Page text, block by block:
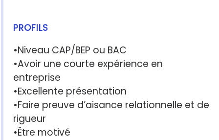
PROFILS
•Niveau CAP/BEP ou BAC
•Avoir une courte expérience en
entreprise
•Excellente présentation
•Faire preuve d’aisance relationnelle et de
rigueur
•Être motivé